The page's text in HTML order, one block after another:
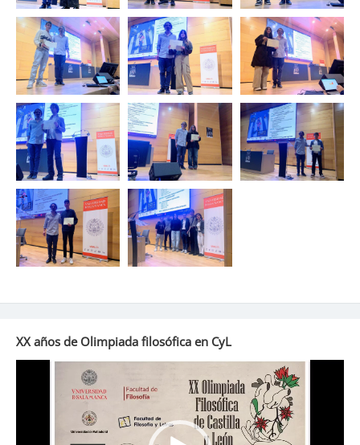
XX años de Olimpiada filosófica en CyL
Reproductor